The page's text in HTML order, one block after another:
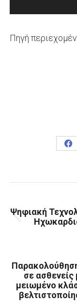
Πηγή
Ψηφιακή
σε
μειωμένο